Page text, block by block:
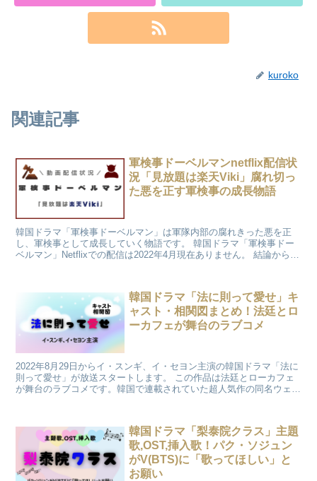
kuroko
関連記事
軍検事ドーベルマンnetflix配信状
況「見放題は楽天Viki」腐れ切っ
た悪を正す軍検事の成長物語
韓国ドラマ「軍検事ドーベルマン」は軍隊内部の腐れきった悪を正
し、軍検事として成長していく物語です。 韓国ドラマ「軍検事ドー
ベルマン」Netflixでの配信は2022年4月現在ありません。 結論から言
韓国ドラマ「法に則って愛せ」キ
ャスト・相関図まとめ！法廷とロ
ーカフェが舞台のラブコメ
2022年8月29日からイ・スンギ、イ・セヨン主演の韓国ドラマ「法に
則って愛せ」が放送スタートします。 この作品は法廷とローカフェ
が舞台のラブコメです。韓国で連載されていた超人気作の同名ウェブ
韓国ドラマ「梨泰院クラス」主題
歌,OST,挿入歌！パク・ソジュン
がV(BTS)に「歌ってほしい」と
お願い